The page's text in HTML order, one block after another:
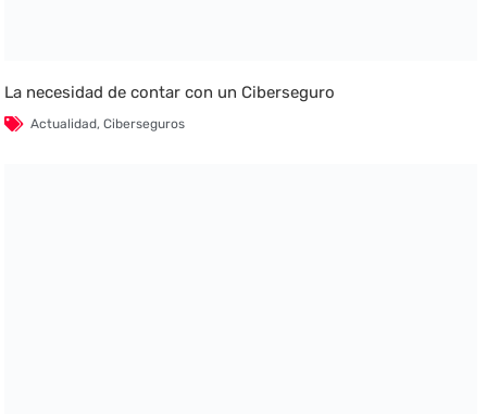
La necesidad de contar con un Ciberseguro
Actualidad,Ciberseguros